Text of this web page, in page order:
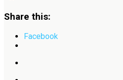
Share this:
Facebook